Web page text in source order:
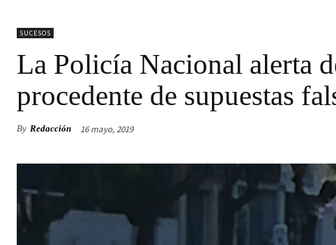
SUCESOS
La Policía Nacional alerta
procedente de supuestas
By Redacción 16 mayo, 2019